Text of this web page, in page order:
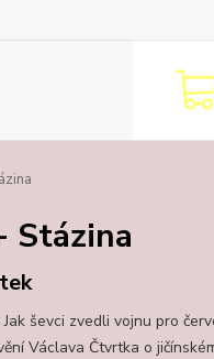
Stázina
ševci zvedli vojnu pro
Václava Čtvrtka o